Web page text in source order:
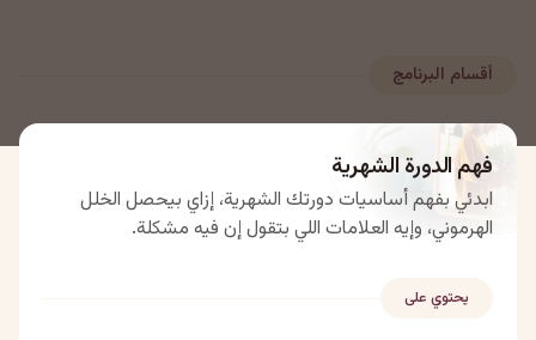
أقسام البرنامج
فهم الدورة الشهرية
ابدئي بفهم أساسيات دورتك الشهرية، إزاي بيحصل الخلل
الهرموني، وإيه العلامات اللي بتقول إن فيه مشكلة.
يحتوي على